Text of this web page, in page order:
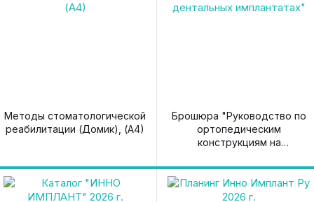
Методы стоматологической
реабилитации (Домик), (А4)
Брошюра "Руководство по
ортопедическим
конструкциям на